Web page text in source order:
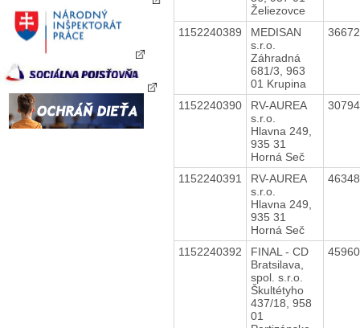
Želiezovce
1152240389
MEDISAN
s.r.o.
Záhradná
681/3, 963
01 Krupina
1152240390
RV-AUREA
s.r.o.
Hlavna 249,
935 31
Horná Seč
1152240391
RV-AUREA
s.r.o.
Hlavna 249,
935 31
Horná Seč
1152240392
FINAL - CD
Bratsilava,
spol. s.r.o.
Škultétyho
437/18, 958
01